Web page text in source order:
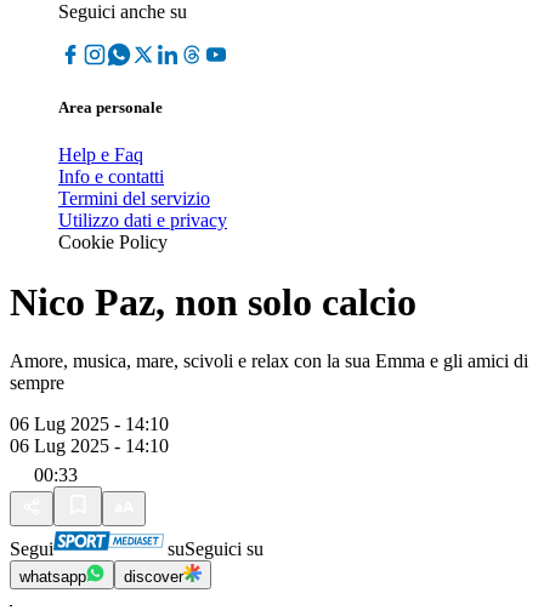
Seguici anche su
Area personale
Help e Faq
Info e contatti
Termini del servizio
Utilizzo dati e privacy
Cookie Policy
Nico Paz, non solo calcio
Amore, musica, mare, scivoli e relax con la sua Emma e gli amici di
sempre
06 Lug 2025 - 14:10
06 Lug 2025 - 14:10
00:33
Segui suSeguici su
whatsapp discover